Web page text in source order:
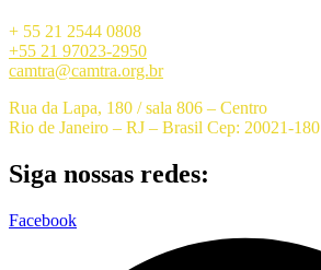
+ 55 21 2544 0808
+55 21 97023-2950
camtra@camtra.org.br
Rua da Lapa, 180 / sala 806 – Centro
Rio de Janeiro – RJ – Brasil Cep: 20021-180
Siga nossas redes:
Facebook